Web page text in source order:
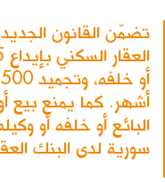
تضمّن القانون
أشهر. كما يمنع بيع
سورية لدى البنك